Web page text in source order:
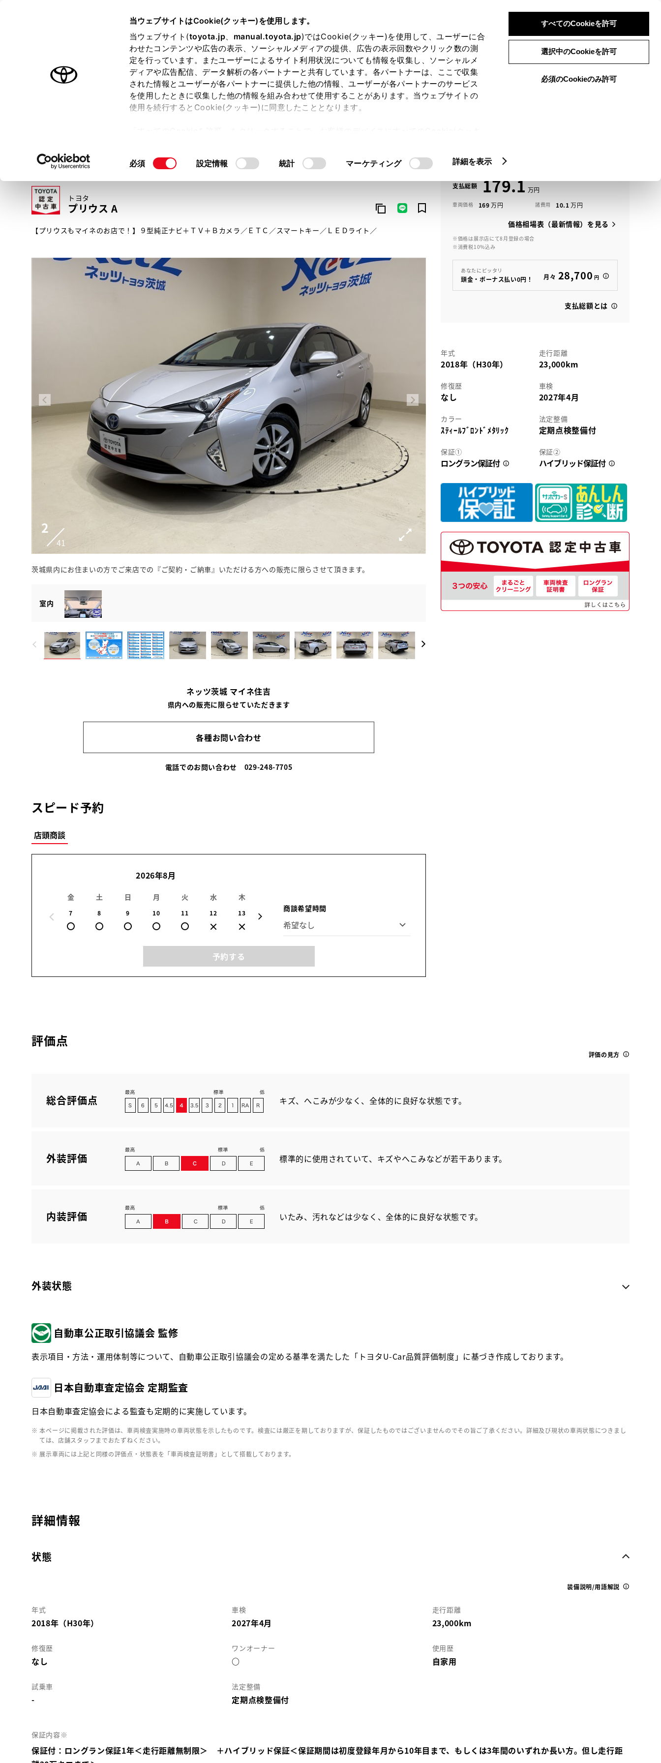
当ウェブサイトはCookie(クッキー)を使用します。
当ウェブサイト(toyota.jp、 manual.toyota.jp)ではCookie(クッキー)を使用して、ユーザーに合
わせたコンテンツや広告の表示、ソーシャルメディアの提供、広告の表示回数やクリック数の測
定を行っています。またユーザーによるサイト利用状況についても情報を収集し、ソーシャルメ
ディアや広告配信、データ解析の各パートナーと共有しています。各パートナーは、ここで収集
された情報とユーザーが各パートナーに提供した他の情報、ユーザーが各パートナーのサービス
を使用したときに収集した他の情報を組み合わせて使用することがあります。当ウェブサイトの
使用を続行するとCookie(クッキー)に同意したこととなります。
て」をご覧ください。
同
必須 設定情報 統計 マーケティング 詳細を表示
すべてのCookieを許可
選択中のCookieを許可
必須のCookieのみ許可
ログイン 検索 メニュー
オーナーサポート トピックス
トヨタ認定中古車 メニュー
トヨタ認定中古車の魅力 3つの買い方 オンライン購入お気に入り 保存した見積り
トヨタ
プリウス A
【プリウスもマイネのお店で！】９型純正ナビ＋ＴＶ＋Ｂカメラ／ＥＴＣ／スマートキー／ＬＥＤライト／
2
41
茨城県内にお住まいの方でご来店での『ご契約・ご納車』いただける方への販売に限らさせて頂きます。
3
41
【最寄りのお店で♪】 茨城県内２６店舗！ お近くのネッツトヨタ茨
室内
ネッツ茨城 マイネ住吉
県内への販売に限らせていただきます
各種お問い合わせ
電話でのお問い合わせ 029-248-7705
スピード予約
店頭商談
2026年8月
金
7
土
8
日
9
月
10
火
11
水
12
木
13 15 16
商談希望時間
予約する
支払総額 179.1
車両価格 169 諸費用 10.1
価格相場表（最新情報）を見る
※価格は展示店にて8月登録の場合
※消費税10%込み
あなたにピッタリ
頭金・ボーナス払い0円！ 月々 28,700 円
支払総額とは
年式
2018年（H30年）
走行距離
23,000km
修復歴
なし
車検
2027年4月
カラー
ｽﾃｨｰﾙﾌﾞﾛﾝﾄﾞﾒﾀﾘｯｸ
法定整備
定期点検整備付
保証①
ロングラン保証付
保証②
ハイブリッド保証付
評価点
評価の見方
総合評価点 キズ、へこみが少なく、全体的に良好な状態です。
外装評価 標準的に使用されていて、キズやへこみなどが若干あります。
内装評価 いたみ、汚れなどは少なく、全体的に良好な状態です。
外装状態
自動車公正取引協議会 監修
表示項目・方法・運用体制等について、自動車公正取引協議会の定める基準を満たした「トヨタU-Car品質評価制度」に基づき作成しております。
日本自動車査定協会 定期監査
日本自動車査定協会による監査も定期的に実施しています。
※ 本ページに掲載された評価は、車両検査実施時の車両状態を示したものです。検査には厳正を期しておりますが、保証したものではございませんのでその旨ご了承ください。詳細及び現状の車両状態につきまし
ては、店舗スタッフまでおたずねください。
※ 展示車両には上記と同様の評価点・状態表を「車両検査証明書」として搭載しております。
詳細情報
状態
装備説明/用語解説
年式
2018年（H30年）
車検
2027年4月
走行距離
23,000km
修復歴
なし
ワンオーナー
○
使用歴
自家用
試乗車
-
法定整備
定期点検整備付
保証内容※
保証付：ロングラン保証1年＜走行距離無制限＞ ＋ハイブリッド保証＜保証期間は初度登録年月から10年目まで、もしくは3年間のいずれか長い方。但し走行距